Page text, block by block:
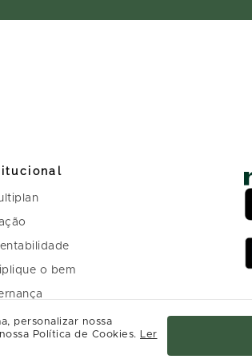
o bem
com investidores
Programa de Relacionamento
personalizar nossa
Política de Cookies. Ler